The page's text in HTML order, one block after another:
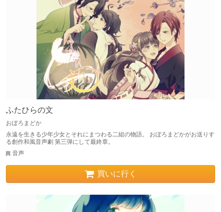
ふたひらの文
おぼろまどか
永遠を生きる少年少女とそれにまつわる二組の物語。 おぼろまどかがお送りす
る創作和風音声劇 第三弾にして最終章。
音声
買いに行く